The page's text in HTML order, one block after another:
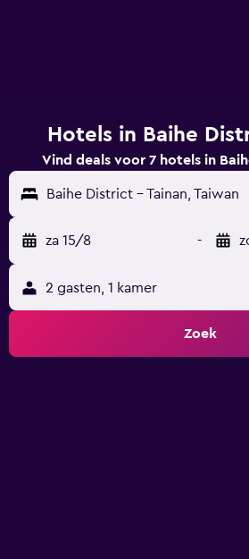
Hotels in Baihe
Vind deals voor 7 hotels in
Baihe District - Tainan, Taiwan
za 15/8 -
2 gasten, 1 kamer
Zoek